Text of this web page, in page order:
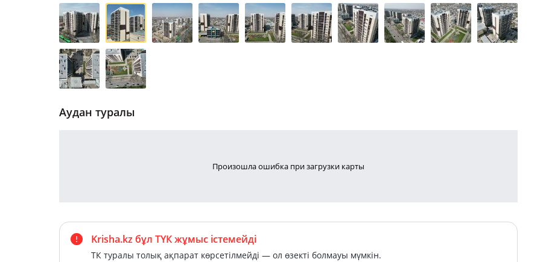
Аудан туралы
Произошла ошибка при загрузки карты
Krisha.kz бұл ТҮК жұмыс істемейді
ТК туралы толық ақпарат көрсетілмейді — ол өзекті болмауы мүмкін.